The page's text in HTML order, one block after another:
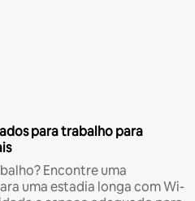
para trabalho para
Encontre uma
uma estadia longa com Wi-